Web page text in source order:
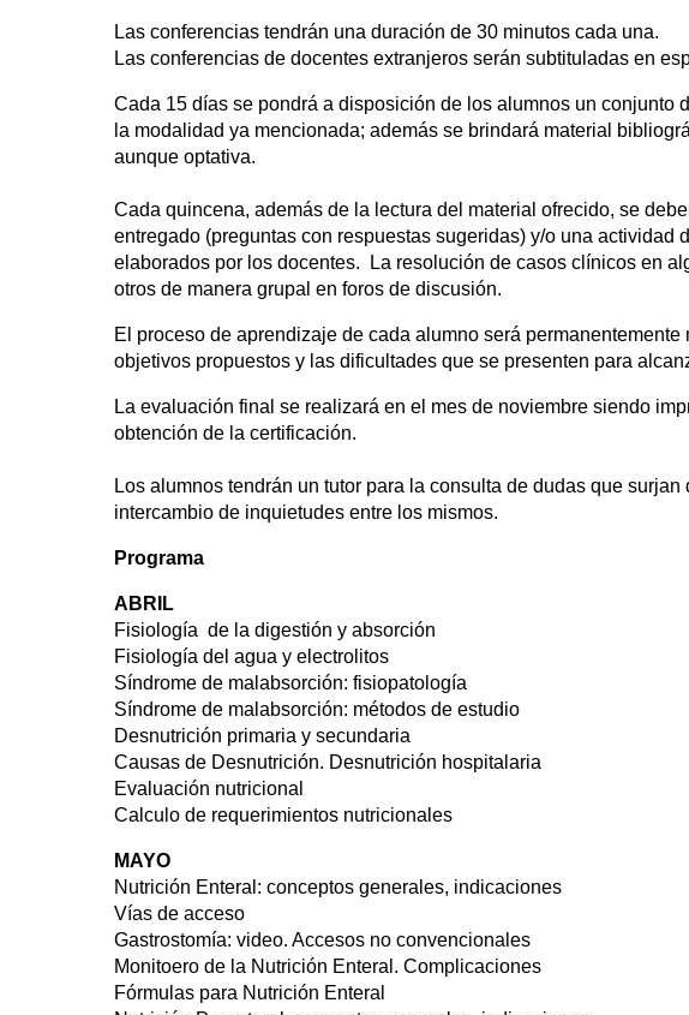
Las conferencias tendrán una duración de 30 minutos cada una.
Las conferencias de docentes extranjeros serán subtituladas en
Cada 15 días se pondrá a disposición de los alumnos un conjunto
la modalidad ya mencionada; además se brindará material
aunque optativa.
Cada quincena, además de la lectura del material ofrecido, se
entregado (preguntas con respuestas sugeridas) y/o una actividad
elaborados por los docentes. La resolución de casos clínicos en
otros de manera grupal en foros de discusión.
El proceso de aprendizaje de cada alumno será
objetivos propuestos y las dificultades que se presenten para
La evaluación final se realizará en el mes de noviembre siendo
obtención de la certificación.
Los alumnos tendrán un tutor para la consulta de dudas que
intercambio de inquietudes entre los mismos.
Programa
ABRIL
Fisiología de la digestión y absorción
Fisiología del agua y electrolitos
Síndrome de malabsorción: fisiopatología
Síndrome de malabsorción: métodos de estudio
Desnutrición primaria y secundaria
Causas de Desnutrición. Desnutrición hospitalaria
Evaluación nutricional
Calculo de requerimientos nutricionales
MAYO
Nutrición Enteral: conceptos generales, indicaciones
Vías de acceso
Gastrostomía: video. Accesos no convencionales
Monitoero de la Nutrición Enteral. Complicaciones
Fórmulas para Nutrición Enteral